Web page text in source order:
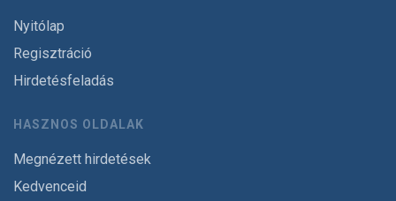
Nyitólap
Regisztráció
Hirdetésfeladás
HASZNOS OLDALAK
Megnézett hirdetések
Kedvenceid